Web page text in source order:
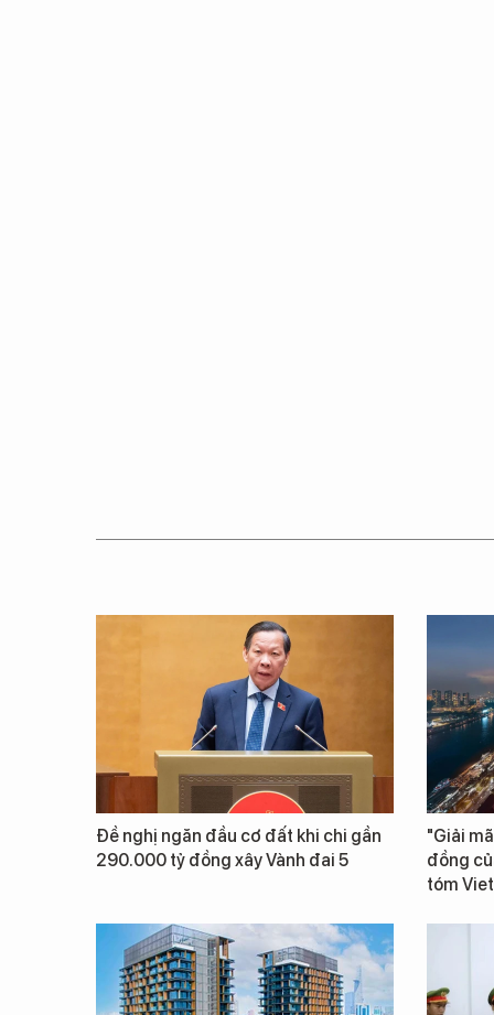
Đề nghị ngăn đầu cơ đất khi chi gần
290.000 tỷ đồng xây Vành đai 5
"Giải
đồng
tóm